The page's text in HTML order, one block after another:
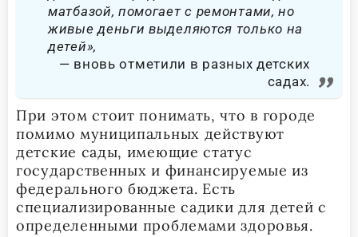
матбазой, помогает с ремонтами, но
живые деньги выделяются только на
детей»,
вновь отметили в разных детских
садах.
При этом стоит понимать, что в городе
помимо муниципальных действуют
детские сады, имеющие статус
государственных и финансируемые из
федерального бюджета. Есть
специализированные садики для детей с
определенными проблемами здоровья.